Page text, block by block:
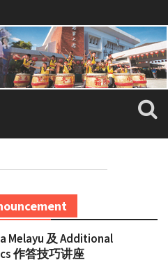
Melayu 及 Additional
作答技巧讲座